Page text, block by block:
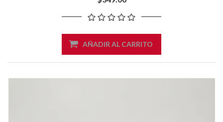
AÑADIR AL CARRITO